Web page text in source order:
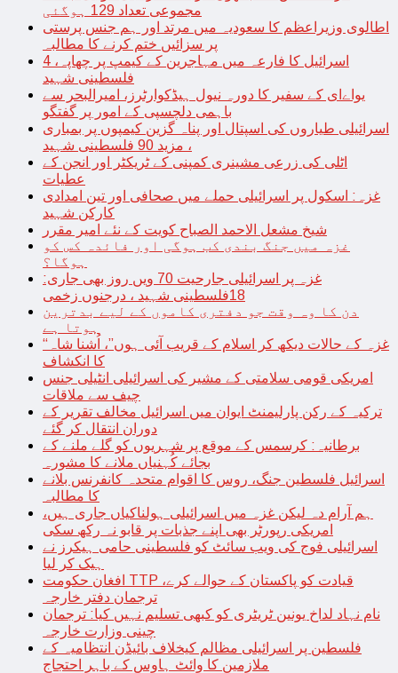
مجموعی تعداد 129 ہوگئی
اطالوی وزیراعظم کا سعودیہ میں مرتد اور ہم جنس پرستی
پر سزائیں ختم کرنے کا مطالبہ
اسرائیل کا فارعہ میں مہاجرین کے کیمپ پر چھاپہ، 4
فلسطینی شہید
یواےای کے سفیر کا دورہ نیول ہیڈکوارٹرز، امیرالبحر سے
باہمی دلچسپی کے امور پر گفتگو
اسرائیلی طیاروں کی اسپتال اور پناہ گزین کیمپوں پر بمباری
، مزید 90 فلسطینی شہید
اٹلی کی زرعی مشینری کمپنی کے ٹریکٹر اور انجن کے
عطیات
غزہ: اسکول پر اسرائیلی حملے میں صحافی اور تین امدادی
کارکن شہید
شیخ مشعل الاحمد الصباح کویت کے نئے امیر مقرر
غزہ میں جنگ بندی کب ہوگی اور فائدہ کس کو
ہوگا؟
غزہ پر اسرائیلی جارحیت 70 ویں روز بھی جاری:
18فلسطینی شہید ، درجنوں زخمی
دن کا وہ وقت جو دفتری کاموں کے لیے بدترین
ہوتا ہے
“غزہ کے حالات دیکھ کر اسلام کے قریب آئی ہوں”، اُشنا شاہ
کا انکشاف
امریکی قومی سلامتی کے مشیر کی اسرائیلی انٹیلی جنس
چیف سے ملاقات
ترکیہ کے رکن پارلیمنٹ ایوان میں اسرائیل مخالف تقریر کے
دوران انتقال کر گئے
برطانیہ: کرسمس کے موقع پر شہریوں کو گلے ملنے کے
بجائے کُہنیاں ملانے کا مشورہ
اسرائیل فلسطین جنگ، روس کا اقوام متحدہ کانفرنس بلانے
کا مطالبہ
ہم آرام دہ لیکن غزہ میں اسرائیلی ہولناکیاں جاری ہیں،
امریکی رپورٹر بھی اپنے جذبات پر قابو نہ رکھ سکی
اسرائیلی فوج کی ویب سائٹ کو فلسطینی حامی ہیکرز نے
ہیک کر لیا
افغان حکومت TTP قیادت کو پاکستان کے حوالے کرے،
ترجمان دفتر خارجہ
نام نہاد لداخ یونین ٹریٹری کو کبھی تسلیم نہیں کیا: ترجمان
چینی وزارت خارجہ
فلسطین پر اسرائیلی مظالم کیخلاف بائیڈن انتظامیہ کے
ملازمین کا وائٹ ہاوس کے باہر احتجاج